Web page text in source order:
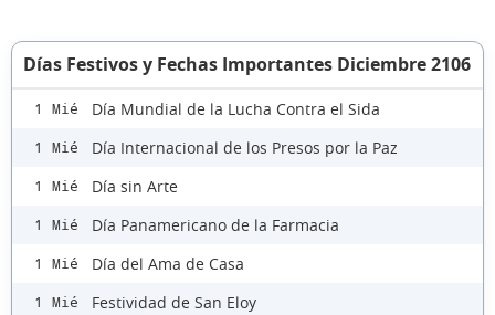
Días Festivos y Fechas Importantes Diciembre 2106
1 Mié Día Mundial de la Lucha Contra el Sida
1 Mié Día Internacional de los Presos por la Paz
1 Mié Día sin Arte
1 Mié Día Panamericano de la Farmacia
1 Mié Día del Ama de Casa
1 Mié Festividad de San Eloy